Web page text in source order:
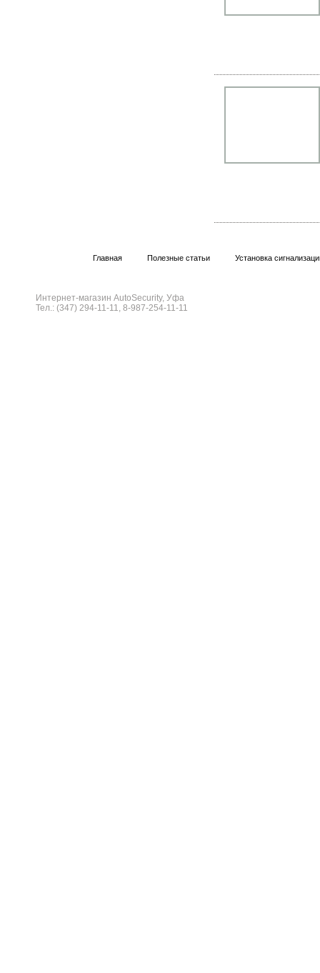
Главная Полезные статьи Установка
Интернет-магазин AutoSecurity, Уфа
Тел.: (347) 294-11-11, 8-987-254-11-11